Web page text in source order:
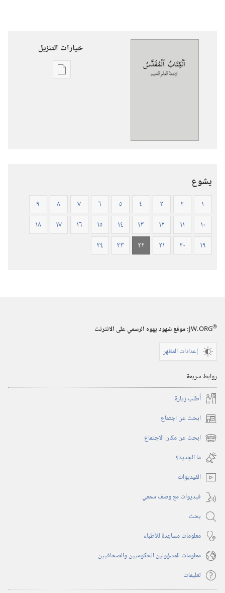
خيارات التنزيل
خيارات
(ورقي
الغلاف)
يشوع
١ ٢ ٣ ٤ ٥ ٦ ٧ ٨
٩
١٠
١١ ١٢ ١٣ ١٤ ١٥ ١٦ ١٧
١٨
١٩
٢٠ ٢١ ٢٢ ٢٣ ٢٤
JW.ORG®
:‏ موقع شهود يهوه الرسمي على الانترنت
إعدادات المظهر
روابط سريعة
أُطلب زيارة
ابحث عن اجتماع (يفتح
نافذة ابحث عن مكان الاجتماع (يفتح
نافذة
جديدة)
ما الجديد؟‏
الفيديوات
فيديوات مع وصف سمعي
بحث
معلومات مساعِدة للأطباء
معلومات للمسؤولين الحكوميين والصحافيين
تعليمات